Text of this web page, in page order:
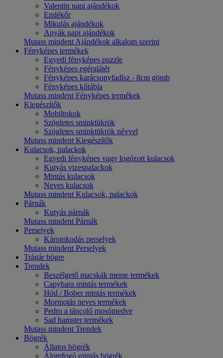
Valentin napi ajándékok
Emlékőr
Mikulás ajándékok
Anyák napi ajándékok
Mutass mindent Ajándékok alkalom szerint
Fényképes termékek
Egyedi fényképes puzzle
Fényképes egéralátét
Fényképes karácsonyfadísz - 8cm gömb
Fényképes kőtábla
Mutass mindent Fényképes termékek
Kiegészítők
Mobiltokok
Szögletes sminktükrök
Szögletes sminktükrök névvel
Mutass mindent Kiegészítők
Kulacsok, palackok
Egyedi fényképes vagy logózott kulacsok
Kutyás vizespalackok
Mintás kulacsok
Neves kulacsok
Mutass mindent Kulacsok, palackok
Párnák
Kutyás párnák
Mutass mindent Párnák
Perselyek
Káromkodás perselyek
Mutass mindent Perselyek
Trágár bögre
Trendek
Beszélgető macskák meme termékek
Capybara mintás termékek
Hód / Bober mintás termékek
Mormotás neves termékek
Pedro a táncoló mosómedve
Sad hamster termékek
Mutass mindent Trendek
Bögrék
Állatos bögrék
Álomfogó mintás bögrék